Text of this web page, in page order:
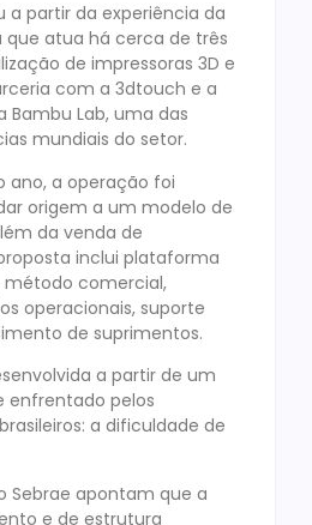
a partir da experiência da
que atua há cerca de três
de impressoras 3D e
com a 3dtouch e a
Lab, uma das
mundiais do setor.
ano, a operação foi
origem a um modelo de
da venda de
inclui plataforma
método comercial,
operacionais, suporte
de suprimentos.
a partir de um
enfrentado pelos
a dificuldade de
Sebrae apontam que a
e de estrutura